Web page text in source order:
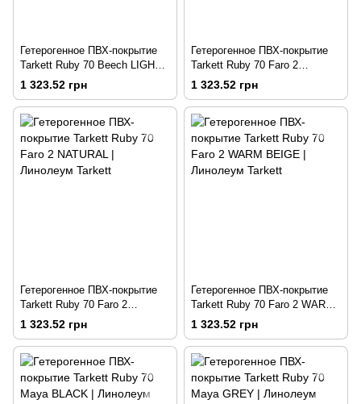
Гетерогенное ПВХ-покрытие
Tarkett Ruby 70 Beech LIGHT
NATURAL
1 323.52 грн
Гетерогенное ПВХ-покрытие
Tarkett Ruby 70 Faro 2
ANTHRACITE
1 323.52 грн
Гетерогенное ПВХ-покрытие
Tarkett Ruby 70 Faro 2
NATURAL
1 323.52 грн
Гетерогенное ПВХ-покрытие
Tarkett Ruby 70 Faro 2 WARM
BEIGE
1 323.52 грн